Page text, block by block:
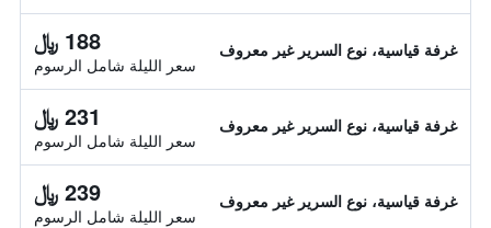
غرفة قياسية، نوع السرير غير معروف 188 ﷼
سعر الليلة شامل الرسوم
غرفة قياسية، نوع السرير غير معروف 231 ﷼
سعر الليلة شامل الرسوم
غرفة قياسية، نوع السرير غير معروف 239 ﷼
سعر الليلة شامل الرسوم